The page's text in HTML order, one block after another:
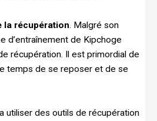
la récupération. Malgré son
d’entraînement de Kipchoge
récupération. Il est primordial de
temps de se reposer et de se
utiliser des outils de récupération